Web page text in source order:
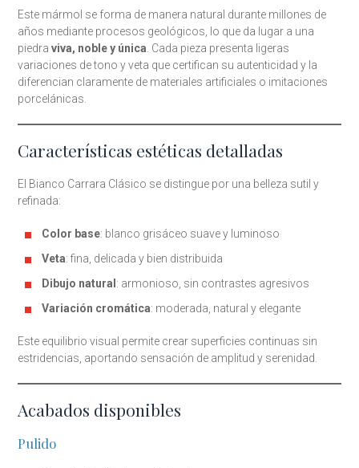
Este mármol se forma de manera natural durante millones de
años mediante procesos geológicos, lo que da lugar a una
piedraviva, noble y única. Cada pieza presenta ligeras
variaciones de tono y veta que certifican su autenticidad y la
diferencian claramente de materiales artificiales o imitaciones
porcelánicas.
Características estéticas detalladas
El Bianco Carrara Clásico se distingue por una belleza sutil y
refinada:
Color base: blanco grisáceo suave y luminoso
Veta: fina, delicada y bien distribuida
Dibujo natural : armonioso, sin contrastes agresivos
Variación cromática: moderada, natural y elegante
Este equilibrio visual permite crear superficies continuas sin
estridencias, aportando sensación de amplitud y serenidad.
Acabados disponibles
Pulido